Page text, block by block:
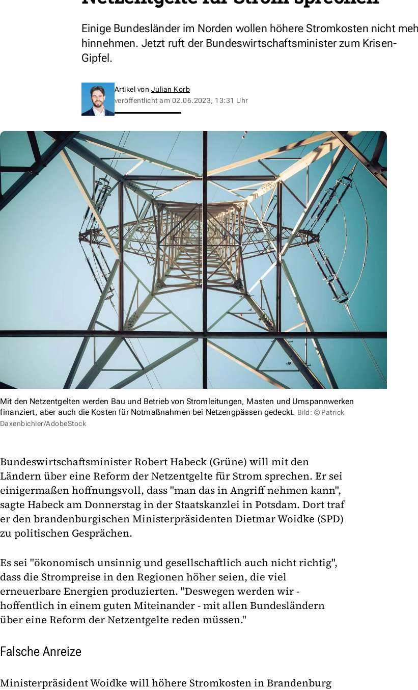
Einige Bundesländer im Norden wollen höhere Stromkosten nicht
hinnehmen. Jetzt ruft der Bundeswirtschaftsminister zum Krisen-
Gipfel.
Artikel von Julian Korb
veröffentlicht am 02.06.2023, 13:31 Uhr
Mit den Netzentgelten werden Bau und Betrieb von Stromleitungen, Masten und Umspannwerken
finanziert, aber auch die Kosten für Notmaßnahmen bei Netzengpässen gedeckt. Bild: © Patrick
Daxenbichler/AdobeStock
Bundeswirtschaftsminister Robert Habeck (Grüne) will mit den
Ländern über eine Reform der Netzentgelte für Strom sprechen. Er sei
einigermaßen hoffnungsvoll, dass "man das in Angriff nehmen kann",
sagte Habeck am Donnerstag in der Staatskanzlei in Potsdam. Dort traf
er den brandenburgischen Ministerpräsidenten Dietmar Woidke (SPD)
zu politischen Gesprächen.
Es sei "ökonomisch unsinnig und gesellschaftlich auch nicht richtig",
dass die Strompreise in den Regionen höher seien, die viel
erneuerbare Energien produzierten. "Deswegen werden wir -
hoffentlich in einem guten Miteinander - mit allen Bundesländern
über eine Reform der Netzentgelte reden müssen."
Falsche Anreize
Ministerpräsident Woidke will höhere Stromkosten in Brandenburg